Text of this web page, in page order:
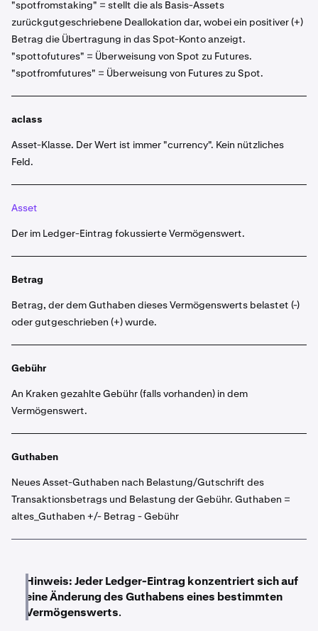
"spotfromstaking" = stellt die als Basis-Assets
zurückgutgeschriebene Deallokation dar, wobei ein positiver (+)
Betrag die Übertragung in das Spot-Konto anzeigt.
"spottofutures" = Überweisung von Spot zu Futures.
"spotfromfutures" = Überweisung von Futures zu Spot.
aclass
Asset-Klasse. Der Wert ist immer "currency". Kein nützliches
Feld.
Asset
Der im Ledger-Eintrag fokussierte Vermögenswert.
Betrag
Betrag, der dem Guthaben dieses Vermögenswerts belastet (-)
oder gutgeschrieben (+) wurde.
Gebühr
An Kraken gezahlte Gebühr (falls vorhanden) in dem
Vermögenswert.
Guthaben
Neues Asset-Guthaben nach Belastung/Gutschrift des
Transaktionsbetrags und Belastung der Gebühr. Guthaben =
altes_Guthaben +/- Betrag - Gebühr
Hinweis:Jeder Ledger-Eintrag konzentriert sich auf
eine Änderung des Guthabens eines bestimmten
Vermögenswerts.